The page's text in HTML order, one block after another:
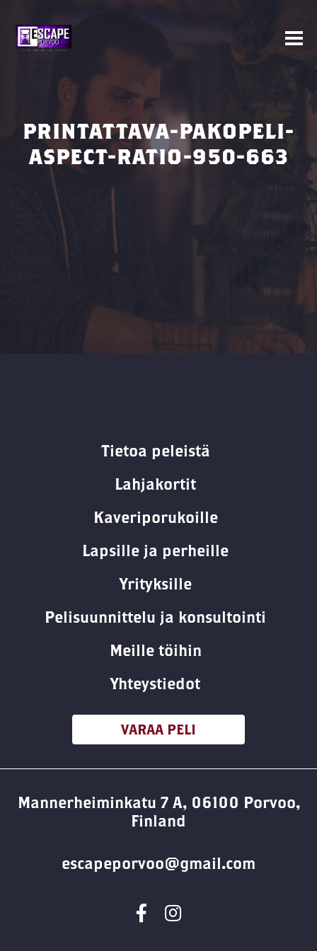
PRINTATTAVA-PAKOPELI-
ASPECT-RATIO-950-663
Tietoa peleistä
Lahjakortit
Kaveriporukoille
Lapsille ja perheille
Yrityksille
Pelisuunnittelu ja konsultointi
Meille töihin
Yhteystiedot
VARAA PELI
Mannerheiminkatu 7 A, 06100 Porvoo,
Finland
escapeporvoo@gmail.com